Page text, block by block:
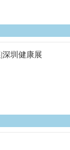
深圳健康展